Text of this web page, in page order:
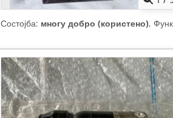
Состојба: многу добро (користено),